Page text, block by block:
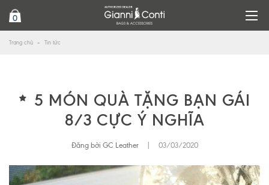
0
Trang chủ Tin tức
5 MÓN QUÀ TẶNG BẠN GÁI
8/3 CỰC Ý NGHĨA
Đăng bởi GC Leather 03/03/2020